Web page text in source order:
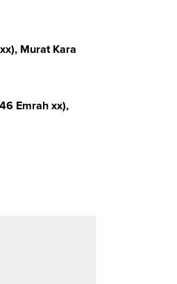
Murat Kara
Emrah xx),